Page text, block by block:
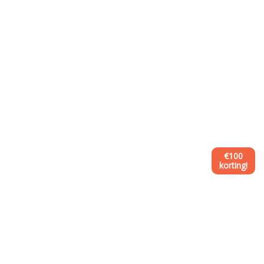
€100
korting!